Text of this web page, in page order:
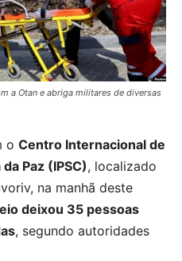
a Otan e abriga militares de diversas
o Centro Internacional de
Paz (IPSC), localizado
na manhã deste
deixou 35 pessoas
, segundo autoridades